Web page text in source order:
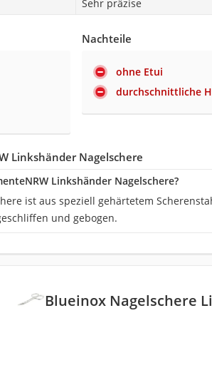
Sehr präzise
Nachteile
ohne Etui
durchschnittliche
Linkshänder Nagelschere
Linkshänder Nagelschere?
ist aus speziell gehärtetem
und gebogen.
Blueinox Nagelschere